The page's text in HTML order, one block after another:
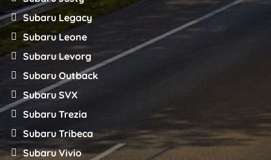
Subaru Legacy
Subaru Leone
Subaru Levorg
Subaru Outback
Subaru SVX
Subaru Trezia
Subaru Tribeca
Subaru Vivio